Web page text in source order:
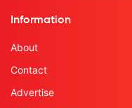
Information
About
Contact
Advertise